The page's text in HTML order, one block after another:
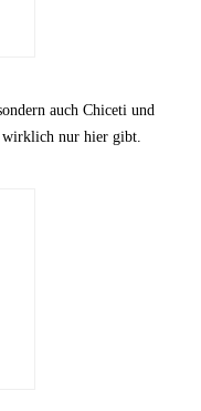
auch Chiceti und
wirklich nur hier gibt.